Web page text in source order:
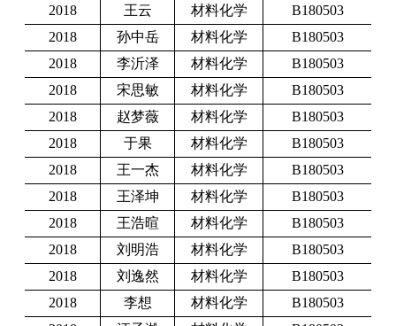
2018 王云 材料化学
B180503
2018
孙中岳 材料化学
B180503
2018
李沂泽 材料化学
B180503
2018
宋思敏 材料化学
B180503
2018
赵梦薇 材料化学
B180503
2018
于果 材料化学
B180503
2018
王一杰 材料化学
B180503
2018
王泽坤 材料化学
B180503
2018
王浩暄 材料化学
B180503
2018
刘明浩 材料化学
B180503
2018
刘逸然 材料化学
B180503
2018
李想 材料化学
B180503